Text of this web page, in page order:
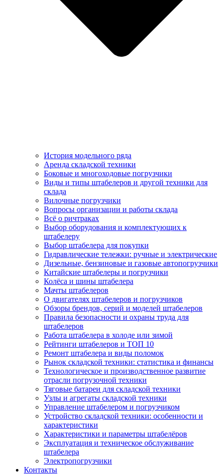
История модельного ряда
Аренда складской техники
Боковые и многоходовые погрузчики
Виды и типы штабелеров и другой техники для
склада
Вилочные погрузчики
Вопросы организации и работы склада
Всё о ричтраках
Выбор оборудования и комплектующих к
штабелеру
Выбор штабелера для покупки
Гидравлические тележки: ручные и электрические
Дизельные, бензиновые и газовые автопогрузчики
Китайские штабелеры и погрузчики
Колёса и шины штабелера
Мачты штабелеров
О двигателях штабелеров и погрузчиков
Обзоры брендов, серий и моделей штабелеров
Правила безопасности и охраны труда для
штабелеров
Работа штабелера в холоде или зимой
Рейтинги штабелеров и ТОП 10
Ремонт штабелера и виды поломок
Рынок складской техники: статистика и финансы
Технологическое и производственное развитие
отрасли погрузочной техники
Тяговые батареи для складской техники
Узлы и агрегаты складской техники
Управление штабелером и погрузчиком
Устройство складской техники: особенности и
характеристики
Характеристики и параметры штабелёров
Эксплуатация и техническое обслуживание
штабелера
Электропогрузчики
Контакты